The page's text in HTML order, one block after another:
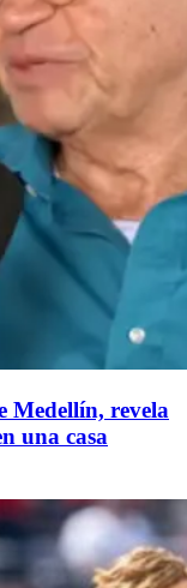
Medellín, revela
una casa